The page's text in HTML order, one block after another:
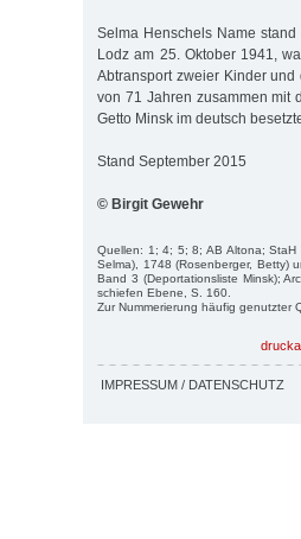
Selma Henschels Name
Lodz am 25. Oktober 1941,
Abtransport zweier Kinder
von 71 Jahren zusammen mit
Getto Minsk im deutsch
Stand September 2015
© Birgit Gewehr
Quellen: 1; 4; 5; 8; AB Altona;
Selma), 1748 (Rosenberger, Betty)
Band 3 (Deportationsliste Minsk);
schiefen Ebene, S. 160.
Zur Nummerierung häufig genutzter
IMPRESSUM / DATENSCHUTZ